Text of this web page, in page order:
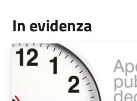
In evidenza